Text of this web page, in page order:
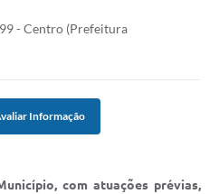
- Centro (Prefeitura
Informação
com atuações prévias,